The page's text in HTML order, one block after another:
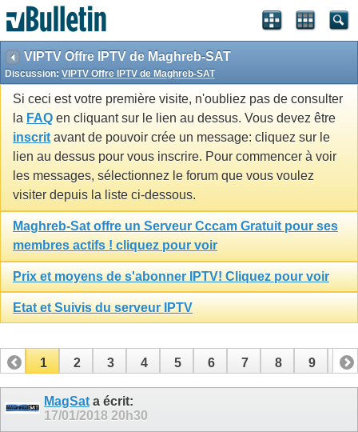
VIPTV Offre IPTV de Maghreb-SAT
Discussion: VIPTV Offre IPTV de Maghreb-SAT
Si ceci est votre première visite, n'oubliez pas de consulter
la FAQ en cliquant sur le lien au dessus. Vous devez être
inscrit avant de pouvoir crée un message: cliquez sur le
lien au dessus pour vous inscrire. Pour commencer à voir
les messages, sélectionnez le forum que vous voulez
visiter depuis la liste ci-dessous.
Maghreb-Sat offre un Serveur Cccam Gratuit pour ses
membres actifs ! cliquez pour voir
Prix et moyens de s'abonner IPTV! Cliquez pour voir
Etat et Suivis du serveur IPTV
1 2 3 4 5 6 7 8 9 10
11 12 13
MagSat a écrit:
17/01/2018 20h30